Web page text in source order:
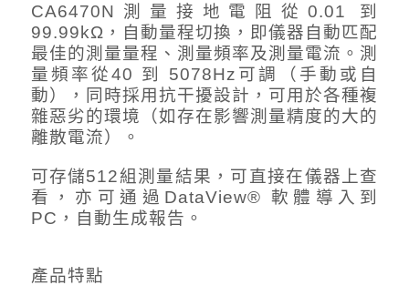
CA6470N測量接地電阻從0.01 到
99.99kΩ，自動量程切換，即儀器自動匹配
最佳的測量量程、測量頻率及測量電流。測
量頻率從40 到 5078Hz可調（手動或自
動），同時採用抗干擾設計，可用於各種複
雜惡劣的環境（如存在影響測量精度的大的
離散電流）。
可存儲512組測量結果，可直接在儀器上查
看，亦可通過DataView® 軟體導入到
PC，自動生成報告。
產品特點